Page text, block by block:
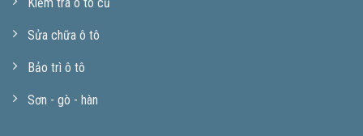
Sửa chữa ô tô
Bảo trì ô tô
Sơn - gò - hàn